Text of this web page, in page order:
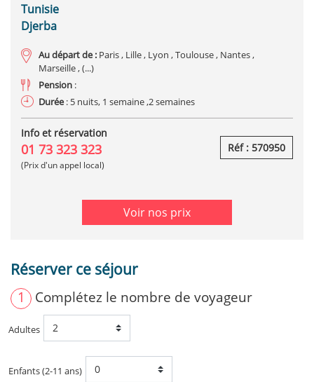
Tunisie
Djerba
Au départ de : Paris , Lille , Lyon , Toulouse , Nantes ,
Marseille , (...)
Pension :
Durée : 5 nuits, 1 semaine ,2 semaines
Info et réservation
01 73 323 323
(Prix d'un appel local)
Réf : 570950
Voir nos prix
Réserver ce séjour
1 Complétez le nombre de voyageur
Adultes
Enfants (2-11 ans)